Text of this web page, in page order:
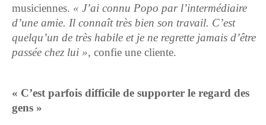
musiciennes. « J’ai connu Popo par l’intermédiaire
d’une amie. Il connaît très bien son travail. C’est
quelqu’un de très habile et je ne regrette jamais d’être
passée chez lui », confie une cliente.
« C’est parfois difficile de supporter le regard des
gens »